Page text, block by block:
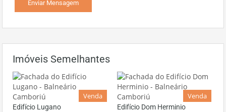
Imóveis Semelhantes
Venda
Edifício Lugano
Venda
Edifício Dom Herminio